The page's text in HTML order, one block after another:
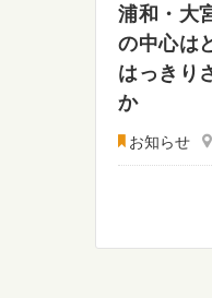
浦和・大
の中心は
はっきり
か
お知らせ